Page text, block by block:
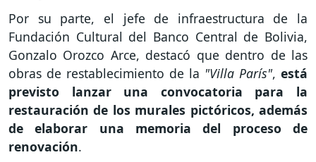
Por su parte, el jefe de infraestructura de la
Fundación Cultural del Banco Central de Bolivia,
Gonzalo Orozco Arce, destacó que dentro de las
obras de restablecimiento de la "Villa París", está
previsto lanzar una convocatoria para la
restauración de los murales pictóricos, además
de elaborar una memoria del proceso de
renovación.